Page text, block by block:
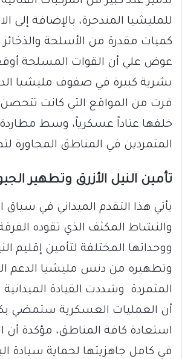
للمليشيا المندحرة، بالإضافة إلى
كميات مقدرة من الأسلحة والذخائر.
عوض علي أن القوات المسلحة
بشرية كبيرة في صفوف مليشيا
فرت من المواقع التي كانت تتحصن
خلفها عتاداً عسكرياً، وسط
المتمردين في المناطق المجاورة
تأمين النيل الأزرق وتطهير
يأتي هذا التقدم الميداني في سياق
والنشاط المكثف الذي تقوده
ووحداتها المختلفة لتأمين إقليم
وتطهيره من دنس مليشيا الدعم
المتمردة. وشددت القيادة
أن العمليات العسكرية ستمضي
استعادة كافة المناطق، مؤكدة أن
في كامل جاهزيتها لحماية سيادة